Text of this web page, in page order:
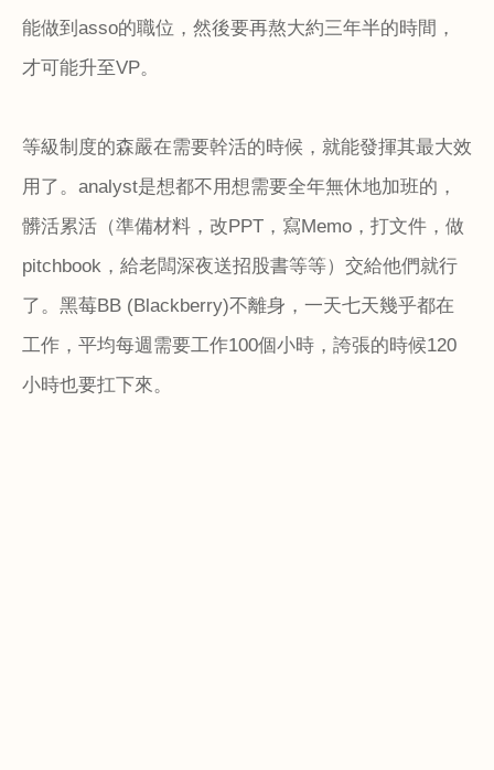
能做到 asso的職位，然後要再熬大約三年半的時間，
才可能升至VP。
等級制度的森嚴在需要幹活的時候，就能發揮其最大效
用了。 analyst是想都不用想需要全年無休地加班的，
髒活累活（準備材料，改PPT ，寫Memo ，打文件，做
pitchbook ，給老闆深夜送招股書等等）交給他們就行
了。黑莓BB (Blackberry)不離身，一天七天幾乎都在
工作，平均每週需要工作100個小時，誇張的時候120
小時也要扛下來。